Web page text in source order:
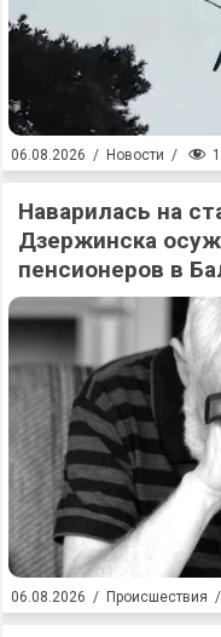
06.08.2026 / Новости /
Наварилась на
Дзержинска
пенсионеров в
06.08.2026 / Происшествия /